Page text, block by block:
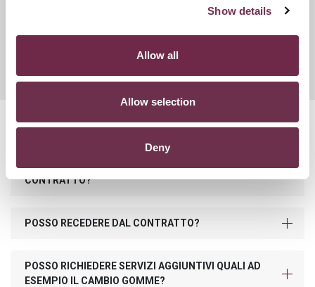
Show details
Allow all
Allow selection
Deny
l'importo del canone mensile di noleggio.
Domande frequenti
CONTRATTO?
POSSO RECEDERE DAL CONTRATTO?
POSSO RICHIEDERE SERVIZI AGGIUNTIVI QUALI AD
ESEMPIO IL CAMBIO GOMME?